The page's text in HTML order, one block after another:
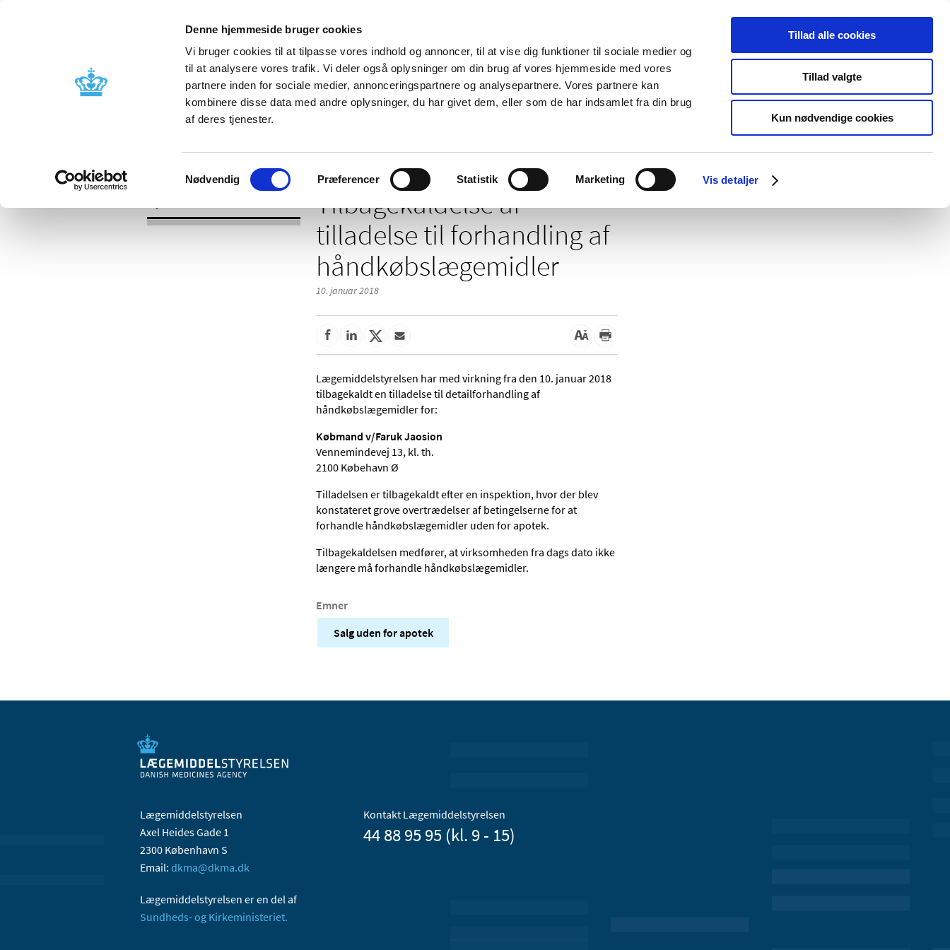
Denne hjemmeside bruger cookies
Vi bruger cookies til at tilpasse vores indhold og annoncer, til at vise dig funktioner til sociale medier og
til at analysere vores trafik. Vi deler også oplysninger om din brug af vores hjemmeside med vores
partnere inden for sociale medier, annonceringspartnere og analysepartnere. Vores partnere kan
kombinere disse data med andre oplysninger, du har givet dem, eller som de har indsamlet fra din brug
af deres tjenester.
Samtykkevalg
Nødvendig Præferencer Statistik Marketing Vis detaljer
Tillad alle cookies
Tillad valgte
Kun nødvendige cookies
Nyheder Om os Kontakt Udgivelser
Godkendelse og
Bivirkninger og
produktinformation
Tilskud og
Apoteker og salg af
Medicinsk
Særlige
produktområder
Tilbagekaldelse af
tilladelse til forhandling af
håndkøbslægemidler
10. januar 2018
Lægemiddelstyrelsen har med virkning fra den 10. januar 2018
tilbagekaldt en tilladelse til detailforhandling af
håndkøbslægemidler for:
Købmand v/Faruk Jaosion
Vennemindevej 13, kl. th.
2100 Købehavn Ø
Tilladelsen er tilbagekaldt efter en inspektion, hvor der blev
konstateret grove overtrædelser af betingelserne for at
forhandle håndkøbslægemidler uden for apotek.
Tilbagekaldelsen medfører, at virksomheden fra dags dato ikke
længere må forhandle håndkøbslægemidler.
Emner
Salg uden for apotek
Lægemiddelstyrelsen
Axel Heides Gade 1
2300 København S
Email: dkma@dkma.dk
Lægemiddelstyrelsen er en del af
Sundheds- og Kirkeministeriet.
Kontakt Lægemiddelstyrelsen
44 88 95 95 (kl. 9 - 15)